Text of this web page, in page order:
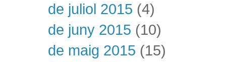
de juliol 2015 (4)
de juny 2015 (10)
de maig 2015 (15)